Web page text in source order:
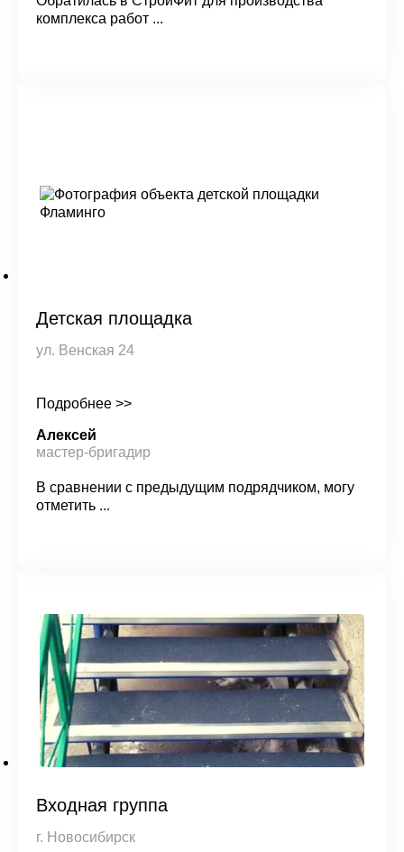
комплекса работ ...
Детская площадка
ул. Венская 24
Подробнее >>
Алексей
мастер-бригадир
В сравнении с предыдущим подрядчиком, могу
отметить ...
Входная группа
г. Новосибирск